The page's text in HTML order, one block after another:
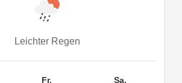
Leichter Regen
Fr. Sa.